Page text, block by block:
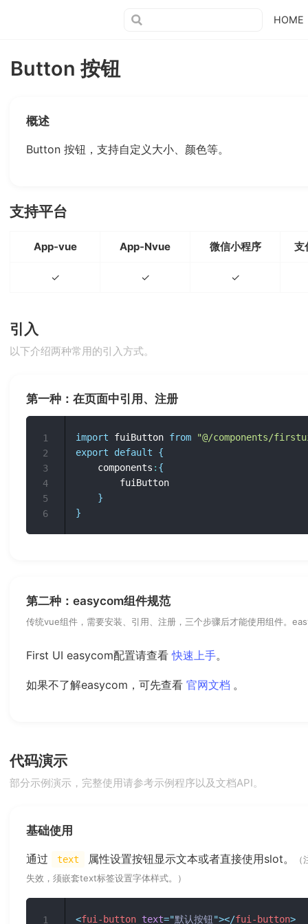
HOME
Button 按钮
概述
Button 按钮，支持自定义大小、颜色等。
支持平台
App-vue App-Nvue 微信小程序 支
✓ ✓ ✓
引入
以下介绍两种常用的引入方式。
第一种：在页面中引用、注册
import fuiButton from
"@/components/
export
default
{
	components
: {
}
}
1
2
3
4
5
6
第二种：easycom组件规范
传统vue组件，需要安装、引用、注册，三个步骤后才能使用组件。
First UI easycom配置请查看快速上手。
如果不了解easycom，可先查看 官网文档 。
代码演示
部分示例演示，完整使用请参考示例程序以及文档API。
基础使用
通过 text 属性设置按钮显示文本或者直接使用slot。
失效，须嵌套text标签设置字体样式。）
<fui-button text="默认按钮"></fui-button>
1